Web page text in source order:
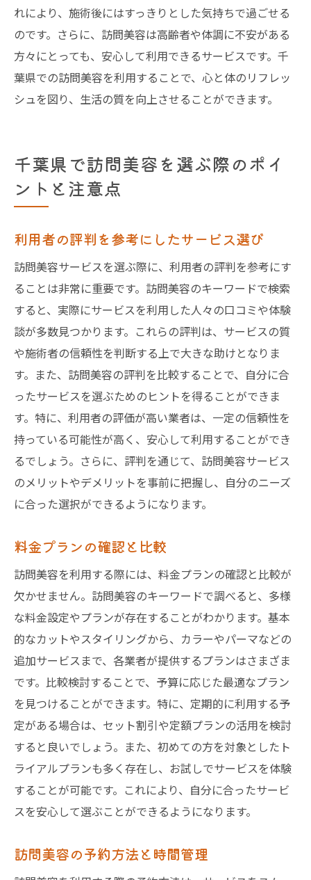
れにより、施術後にはすっきりとした気持ちで過ごせる
のです。さらに、訪問美容は高齢者や体調に不安がある
方々にとっても、安心して利用できるサービスです。千
葉県での訪問美容を利用することで、心と体のリフレッ
シュを図り、生活の質を向上させることができます。
千葉県で訪問美容を選ぶ際のポイ
ントと注意点
利用者の評判を参考にしたサービス選び
訪問美容サービスを選ぶ際に、利用者の評判を参考にす
ることは非常に重要です。訪問美容のキーワードで検索
すると、実際にサービスを利用した人々の口コミや体験
談が多数見つかります。これらの評判は、サービスの質
や施術者の信頼性を判断する上で大きな助けとなりま
す。また、訪問美容の評判を比較することで、自分に合
ったサービスを選ぶためのヒントを得ることができま
す。特に、利用者の評価が高い業者は、一定の信頼性を
持っている可能性が高く、安心して利用することができ
るでしょう。さらに、評判を通じて、訪問美容サービス
のメリットやデメリットを事前に把握し、自分のニーズ
に合った選択ができるようになります。
料金プランの確認と比較
訪問美容を利用する際には、料金プランの確認と比較が
欠かせません。訪問美容のキーワードで調べると、多様
な料金設定やプランが存在することがわかります。基本
的なカットやスタイリングから、カラーやパーマなどの
追加サービスまで、各業者が提供するプランはさまざま
です。比較検討することで、予算に応じた最適なプラン
を見つけることができます。特に、定期的に利用する予
定がある場合は、セット割引や定額プランの活用を検討
すると良いでしょう。また、初めての方を対象としたト
ライアルプランも多く存在し、お試しでサービスを体験
することが可能です。これにより、自分に合ったサービ
スを安心して選ぶことができるようになります。
訪問美容の予約方法と時間管理